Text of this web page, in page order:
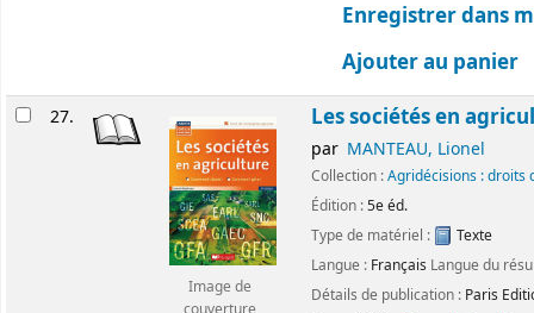
Enregistrer dans
Ajouter au panier
27.
Image de
Les sociétés en
par MANTEAU, Lionel
Collection :Agridécisions : droits
Édition :5e éd.
Type de matériel :
Texte
Langue : Français Langue du
Détails de publication : Paris